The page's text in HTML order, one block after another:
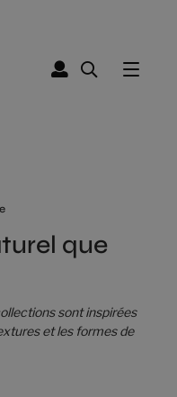
que
sont inspirées
et les formes de